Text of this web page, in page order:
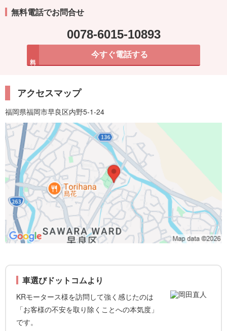
無料電話でお問合せ
0078-6015-10893
今すぐ電話する
アクセスマップ
福岡県福岡市早良区内野5-1-24
車選びドットコムより
KRモータース様を訪問して強く感じたのは
「お客様の不安を取り除くことへの本気度」
です。